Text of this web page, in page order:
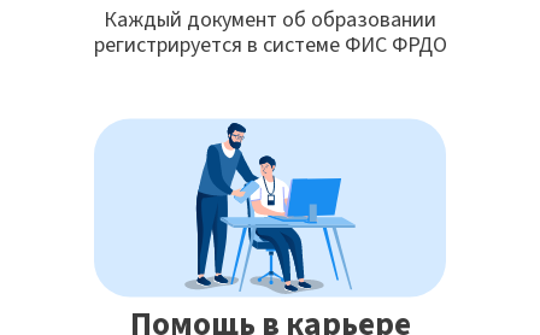
Каждый документ об образовании
регистрируется в системе ФИС ФРДО
Помощь в карьере